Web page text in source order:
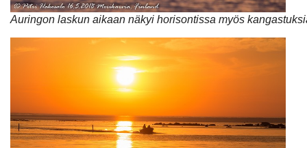
Auringon laskun aikaan näkyi horisontissa myös